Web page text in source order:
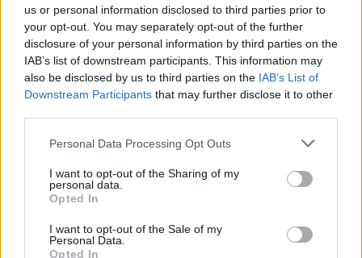
us or personal information disclosed to third parties prior to
your opt-out. You may separately opt-out of the further
disclosure of your personal information by third parties on the
IAB’s list of downstream participants. This information may
also be disclosed by us to third parties on the IAB’s List of
Downstream Participants that may further disclose it to other
Please note that this website/app uses one or more Google
not limited to your visit or usage behaviour. You may click to
grant or deny consent to Google and its third-party tags to
use your data for below specified purposes in below Google
consent section.
Personal Data Processing Opt Outs
I want to opt-out of the Sharing of my
personal data.
Opted In
I want to opt-out of the Sale of my
Personal Data.
Opted In
λειτουργών. Ωστόσο, η επίμονη προβολή από την
Ιερά Σύνοδο της καταδίκης των εκτρώσεων ως
φόνου και αμαρτίας, η αντιεπιστημονική άποψη ότι
από «την ώρα της σύλληψης σχηματίζεται η
προσωπικότητα του παιδιού» και συνεπώς «το
αγέννητο παιδί έχει δικαίωμα» όχι όμως η γυναίκα
– μάνα, προσφέρει το υπόβαθρο για τέτοιου είδους
εκκλησιαστική αξίωση να αστυνομεύει τα σώματα
των γυναικών και τα δικαιώματα των πολιτών,
ενεργώντας δήθεν στο όνομα… της σωτηρίας των
ψυχών, εντάσσεται στο απειλητικό κύμα του